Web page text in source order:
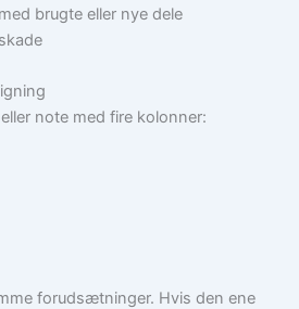
brugte eller nye dele
note med fire kolonner:
forudsætninger. Hvis den ene